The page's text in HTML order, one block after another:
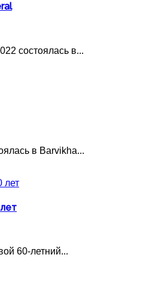
состоялась в...
в Barvikha...
60-летний...